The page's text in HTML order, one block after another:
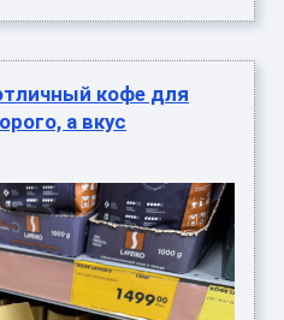
кофе для
а вкус